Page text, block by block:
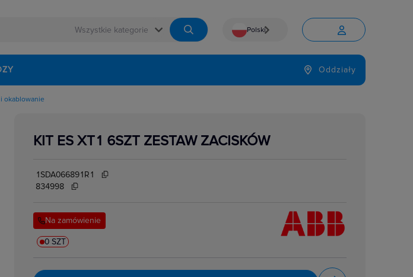
 Polski
Język

Oddziały
okablowanie
KIT ES XT1 6SZT ZESTAW ZACISKÓW
1SDA066891R1
834998
Na zamówienie
0 SZT